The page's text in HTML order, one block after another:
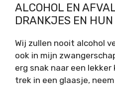
ALCOHOL EN
DRANKJES EN
Wij zullen nooit alcohol
ook in mijn
erg snak naar een
trek in een glaasje,